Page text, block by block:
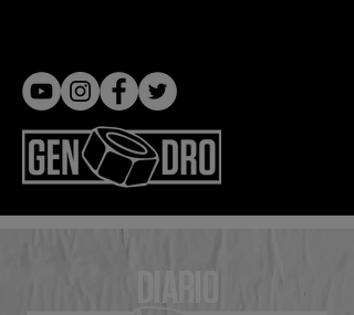
DIARIO